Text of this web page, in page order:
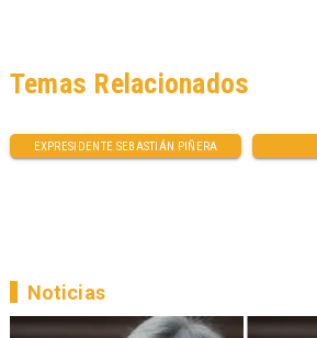
EXPRESIDENTE SEBASTIÁN PIÑERA
Temas Relacionados
Noticias